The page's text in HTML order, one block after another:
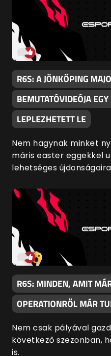
R6S: A JÖNKÖPING
BEMUTATÓVIDEÓJA
LEPLEZHETETT LE
Nem hagynak minket
máris easter eggekkel
lehetséges
R6S: MINDEN, AMIT
OPERATIONRŐL MÁR
Nem csak pályával
következő szezonban,
is.